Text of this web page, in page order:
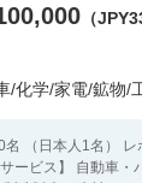
（
/化学/家電/鉱物
名 （日本人1名）